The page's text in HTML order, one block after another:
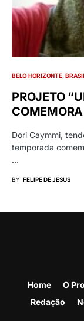
BELO HORIZONTE
PROJETO
Dori Caymmi,
temporada
…
BY FELIPE DE JESUS
Home O
Redação